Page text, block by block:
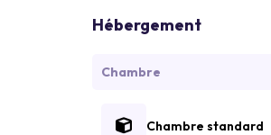
Hébergement
Chambre
Chambre standard